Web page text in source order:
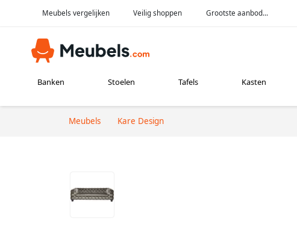
Meubels vergelijken Veilig shoppen Grootste aanbod...
Banken Stoelen Tafels Kasten
Meubels Kare Design